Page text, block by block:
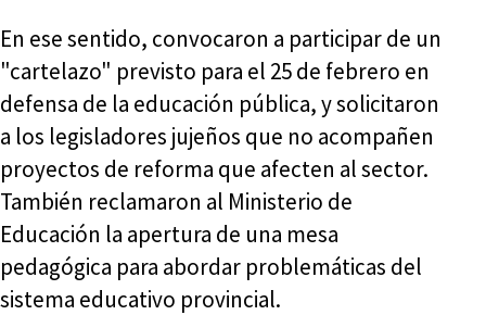
En ese sentido, convocaron a participar de un
"cartelazo" previsto para el 25 de febrero en
defensa de la educación pública, y solicitaron
a los legisladores jujeños que no acompañen
proyectos de reforma que afecten al sector.
También reclamaron al Ministerio de
Educación la apertura de una mesa
pedagógica para abordar problemáticas del
sistema educativo provincial.